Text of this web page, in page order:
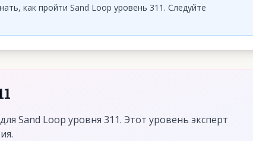
как пройти Sand Loop уровень 311. Следуйте
Sand Loop уровня 311. Этот уровень эксперт